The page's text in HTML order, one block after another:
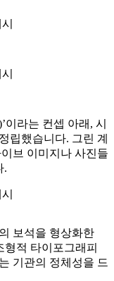
이라는 컨셉 아래, 시
립했습니다. 그린 계
브 이미지나 사진들
.
보석을 형상화한
형적 타이포그래피
기관의 정체성을 드